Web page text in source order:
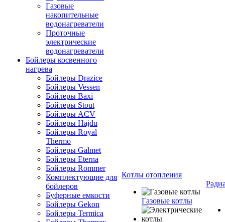
Газовые
накопительные
водонагреватели
Проточные
электрические
водонагреватели
Бойлеры косвенного
нагрева
Бойлеры Drazice
Бойлеры Vessen
Бойлеры Baxi
Бойлеры Stout
Бойлеры ACV
Бойлеры Hajdu
Бойлеры Royal
Thermo
Бойлеры Galmet
Бойлеры Eterna
Бойлеры Rommer
Комплектующие для
бойлеров
Буферные емкости
Бойлеры Gekon
Бойлеры Termica
Котлы отопления
Газовые котлы